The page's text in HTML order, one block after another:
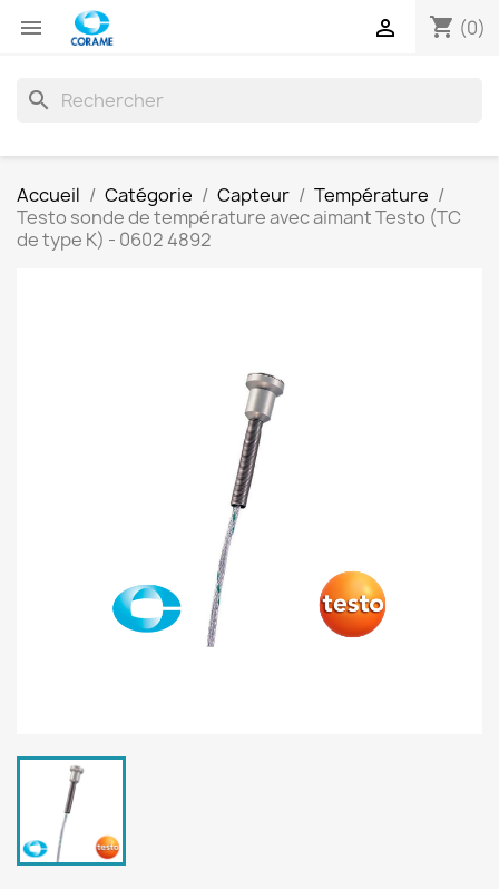
 shopping_cart (0)

search
Accueil Catégorie Capteur
Température
Testo sonde de température avec aimant Testo (TC
de type K) - 0602 4892